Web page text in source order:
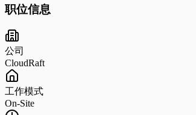
职位信息
公司
CloudRaft
工作模式
On-Site